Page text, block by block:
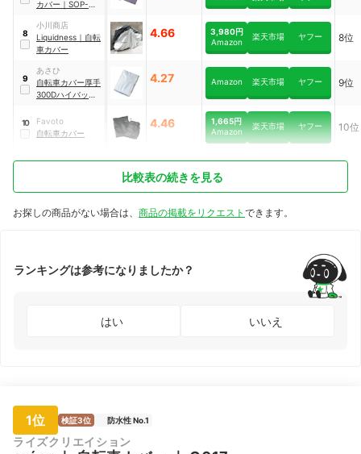
カバー ｜ SOP-
8
小川商店
Liquidness ｜ 自転
車カバー
4.66
3,980円
Amazon
楽天市場 ヤフー 8位
9
あさひ
自転車カバー厚手
300Dハイバック
4.27 Amazon 楽天市場 ヤフー 9位
10
Favoto
自転車カバー
4.46
1,665円
Amazon
楽天市場 ヤフー 10位
比較表の続きを見る
お探しの商品がない場合は、 商品の掲載をリクエスト できます。
ランキングは参考になりましたか？
はい いいえ
1位 検証3位 防水性 No.1
ライズクリエイション